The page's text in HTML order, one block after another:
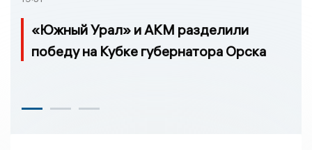
«Южный Урал» и АКМ разделили
победу на Кубке губернатора Орска